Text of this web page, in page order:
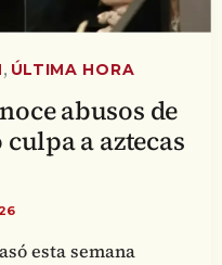
, ÚLTIMA HORA
abusos de
a aztecas
esta semana